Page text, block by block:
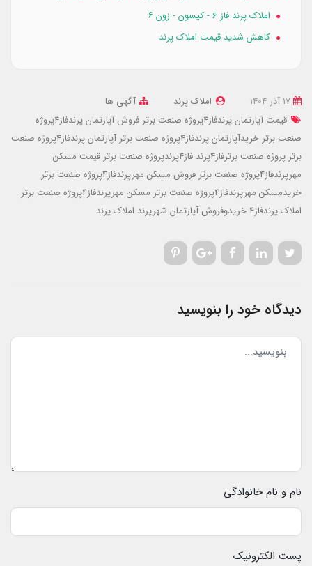
املاک پرند فاز 6 - کیسون - زون ۶
کاهش شدید قیمت املاک پرند
املاک پرند
آگهی ها
قیمت آپارتمان پرندفاز4پروژه صنعت برتر
فروش آپارتمان پرندفاز4پروژه
صنعت برتر خریدآپارتمان پرندفاز4پروژه صنعت برتر
آپارتمان پرندفاز4پروژه صنعت
برتر پروژه صنعت برترفاز4پرند فاز4پرندپروژه صنعت برتر
قیمت مسکن
مهرپرندفاز4پروژه صنعت برتر
فروش مسکن مهرپرندفاز4پروژه صنعت برتر
خریدمسکن مهرپرندفاز4پروژه صنعت برتر
مسکن مهرپرندفاز4پروژه صنعت برتر
املاک پرندفاز4
خریدوفروش آپارتمان شهرپرند املاک پرند
دیدگاه خود را بنویسید
نام و نام خانوادگی
پست الکترونیک